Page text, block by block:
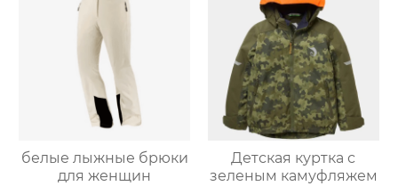
белые лыжные брюки
для женщин
Детская куртка с
зеленым камуфляжем